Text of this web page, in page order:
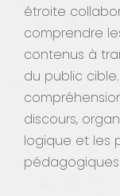
étroite
comprendre
contenus à
du public
discours,
logique et les